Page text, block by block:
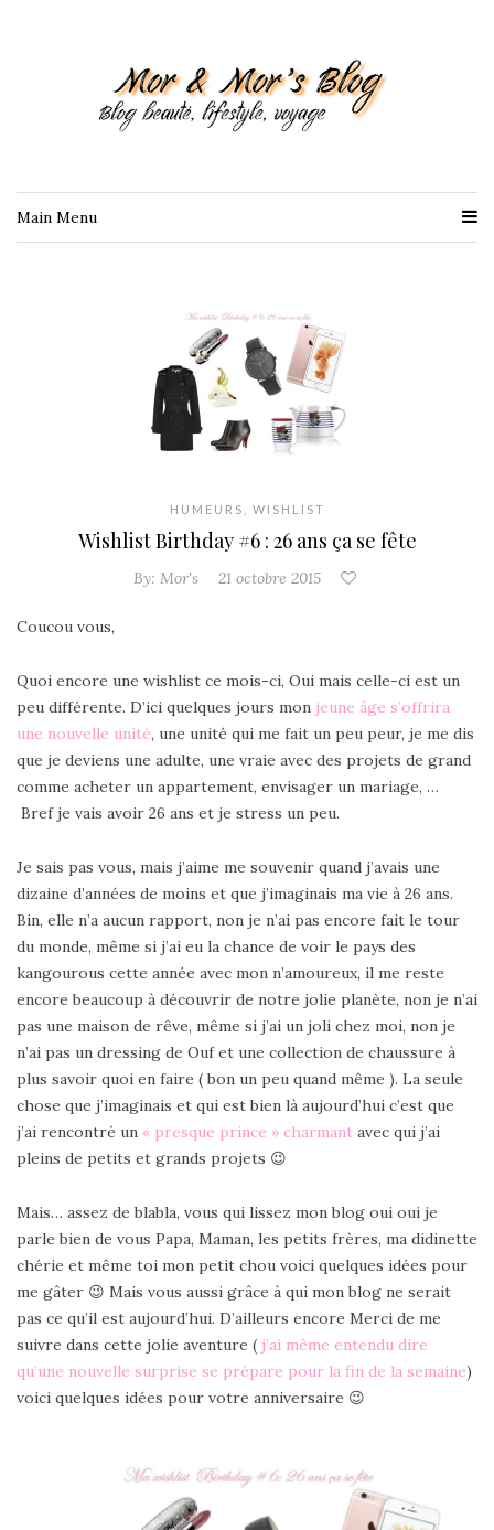
Main Menu
HUMEURS WISHLIST
Wishlist Birthday #6 : 26 ans ça se fête
By: Mor's 21 octobre 2015
Coucou vous,
Quoi encore une wishlist ce mois-ci, Oui mais celle-ci est un
peu différente. D’ici quelques jours mon jeune âge s’offrira
une nouvelle unité, une unité qui me fait un peu peur, je me dis
que je deviens une adulte, une vraie avec des projets de grand
comme acheter un appartement, envisager un mariage, …
Bref je vais avoir 26 ans et je stress un peu.
Je sais pas vous, mais j’aime me souvenir quand j’avais une
dizaine d’années de moins et que j’imaginais ma vie à 26 ans.
Bin, elle n’a aucun rapport, non je n’ai pas encore fait le tour
du monde, même si j’ai eu la chance de voir le pays des
kangourous cette année avec mon n’amoureux, il me reste
encore beaucoup à découvrir de notre jolie planète, non je n’ai
pas une maison de rêve, même si j’ai un joli chez moi, non je
n’ai pas un dressing de Ouf et une collection de chaussure à
plus savoir quoi en faire ( bon un peu quand même ). La seule
chose que j’imaginais et qui est bien là aujourd’hui c’est que
j’ai rencontré un « presque prince » charmant avec qui j’ai
pleins de petits et grands projets 😉
Mais… assez de blabla, vous qui lissez mon blog oui oui je
parle bien de vous Papa, Maman, les petits frères, ma didinette
chérie et même toi mon petit chou voici quelques idées pour
me gâter 😉 Mais vous aussi grâce à qui mon blog ne serait
pas ce qu’il est aujourd’hui. D’ailleurs encore Merci de me
suivre dans cette jolie aventure ( j’ai même entendu dire
qu’une nouvelle surprise se prépare pour la fin de la semaine)
voici quelques idées pour votre anniversaire 😉